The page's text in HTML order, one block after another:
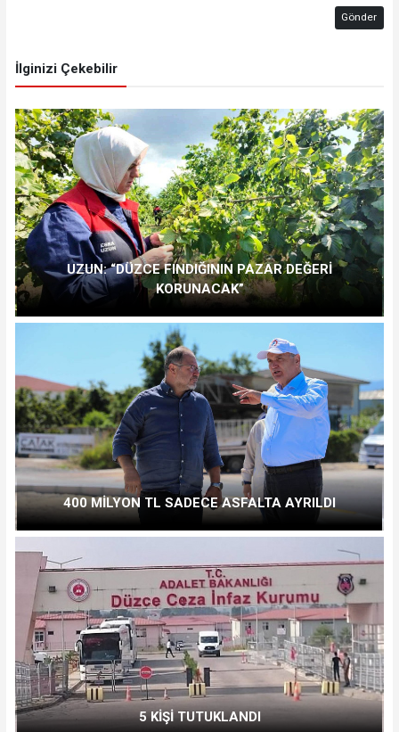
Gönder
İlginizi Çekebilir
UZUN: “DÜZCE FINDIĞININ PAZAR DEĞERİ
KORUNACAK”
400 MİLYON TL SADECE ASFALTA AYRILDI
5 KİŞİ TUTUKLANDI